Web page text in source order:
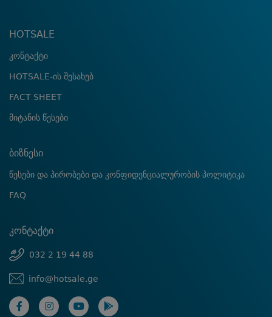
HOTSALE
კონტაქტი
HOTSALE-ის შესახებ
FACT SHEET
მიტანის წესები
ბიზნესი
წესები და პირობები და კონფიდენციალურობის პოლიტიკა
FAQ
კონტაქტი
032 2 19 44 88
info@hotsale.ge